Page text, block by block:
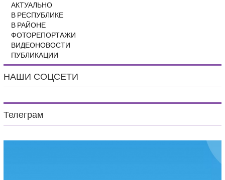
АКТУАЛЬНО
В РЕСПУБЛИКЕ
В РАЙОНЕ
ФОТОРЕПОРТАЖИ
ВИДЕОНОВОСТИ
ПУБЛИКАЦИИ
НАШИ СОЦСЕТИ
Телеграм